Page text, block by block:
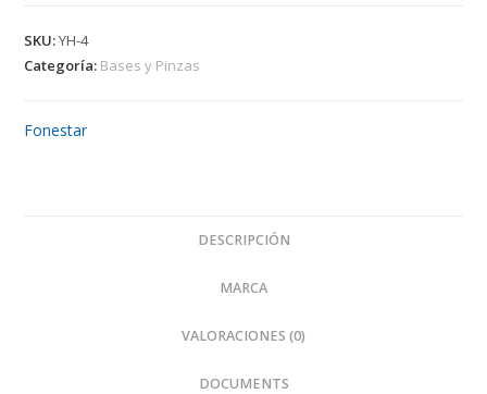
18mm
cantidad
SKU:YH-4
Categoría: Bases y Pinzas
Fonestar
DESCRIPCIÓN
MARCA
VALORACIONES (0)
DOCUMENTS